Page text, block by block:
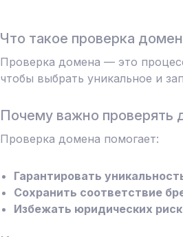
Что такое проверка
Проверка домена — это
чтобы выбрать уникальное и
Почему важно проверять
Проверка домена помогает:
Гарантировать
Сохранить соответствие
Избежать юридических